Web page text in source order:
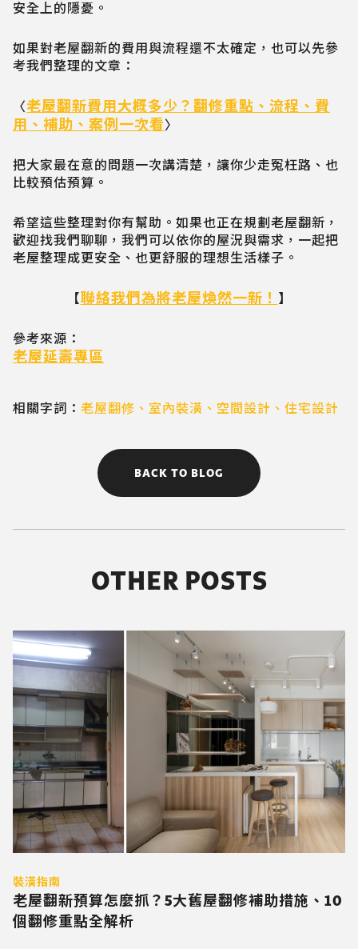
安全上的隱憂。
如果對老屋翻新的費用與流程還不太確定，也可以先參
考我們整理的文章：
〈老屋翻新費用大概多少？翻修重點、流程、費
用、補助、案例一次看〉
把大家最在意的問題一次講清楚，讓你少走冤枉路、也
比較預估預算。
希望這些整理對你有幫助。如果也正在規劃老屋翻新，
歡迎找我們聊聊，我們可以依你的屋況與需求，一起把
老屋整理成更安全、也更舒服的理想生活樣子。
【聯絡我們為將老屋煥然一新！ 】
參考來源：
老屋延壽專區
相關字詞： 老屋翻修 、 室內裝潢 、 空間設計 、 住宅設計
BACK TO BLOG
OTHER POSTS
裝潢指南
老屋翻新預算怎麼抓？5大舊屋翻修補助措施、10
個翻修重點全解析